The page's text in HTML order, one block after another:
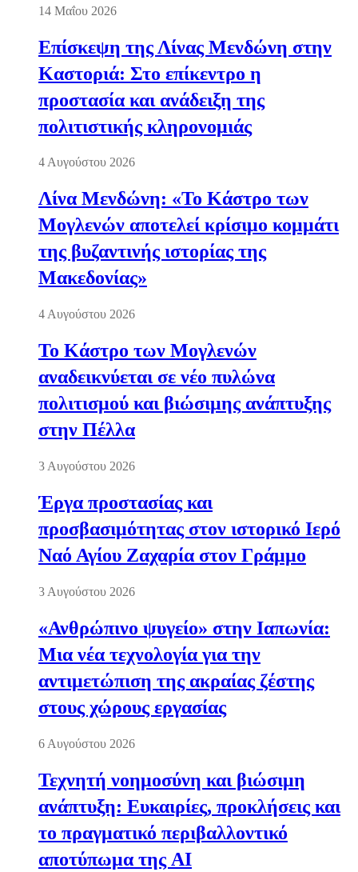
14 Μαΐου 2026
Επίσκεψη της Λίνας Μενδώνη στην
Καστοριά: Στο επίκεντρο η
προστασία και ανάδειξη της
πολιτιστικής κληρονομιάς
4 Αυγούστου 2026
Λίνα Μενδώνη: «Το Κάστρο των
Μογλενών αποτελεί κρίσιμο κομμάτι
της βυζαντινής ιστορίας της
Μακεδονίας»
4 Αυγούστου 2026
Το Κάστρο των Μογλενών
αναδεικνύεται σε νέο πυλώνα
πολιτισμού και βιώσιμης ανάπτυξης
στην Πέλλα
3 Αυγούστου 2026
Έργα προστασίας και
προσβασιμότητας στον ιστορικό Ιερό
Ναό Αγίου Ζαχαρία στον Γράμμο
3 Αυγούστου 2026
«Ανθρώπινο ψυγείο» στην Ιαπωνία:
Μια νέα τεχνολογία για την
αντιμετώπιση της ακραίας ζέστης
στους χώρους εργασίας
6 Αυγούστου 2026
Τεχνητή νοημοσύνη και βιώσιμη
ανάπτυξη: Ευκαιρίες, προκλήσεις και
το πραγματικό περιβαλλοντικό
αποτύπωμα της AI